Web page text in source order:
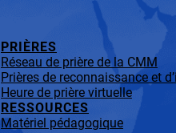
PRIÈRES
Réseau de prière de la CMM
Prières de reconnaissance et
Heure de prière virtuelle
RESSOURCES
Matériel pédagogique